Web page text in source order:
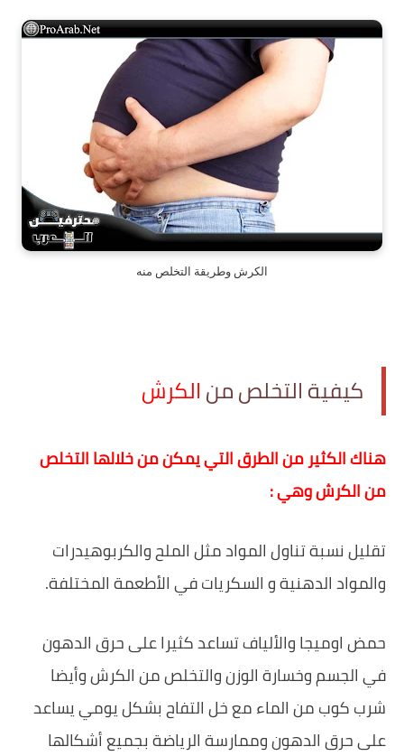
الكرش وطريقة التخلص منه
كيفية التخلص منالكرش
‏هناك الكثير من الطرق التي يمكن من خلالها التخلص
من الكرش وهي :
تقليل نسبة تناول المواد مثل الملح والكربوهيدرات
والمواد الدهنية و السكريات في الأطعمة المختلفة.
‏حمض اوميجا والألياف تساعد كثيرا على حرق الدهون
في الجسم وخسارة الوزن والتخلص من الكرش ‏وأيضا
شرب كوب من الماء مع خل التفاح بشكل يومي يساعد
على حرق الدهون وممارسة الرياضة بجميع أشكالها